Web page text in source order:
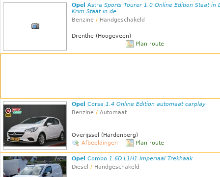
Opel Astra Sports Tourer 1.0 Online Edition Staat in
Krim Staat in de ...
Benzine / Handgeschakeld
Drenthe (Hoogeveen)
Plan route
Opel Corsa 1.4 Online Edition automaat carplay
Benzine / Automaat
Overijssel (Hardenberg)
Afbeeldingen
Plan route
Opel Combo 1.6D L1H1 Imperiaal Trekhaak
Diesel
/ Handgeschakeld